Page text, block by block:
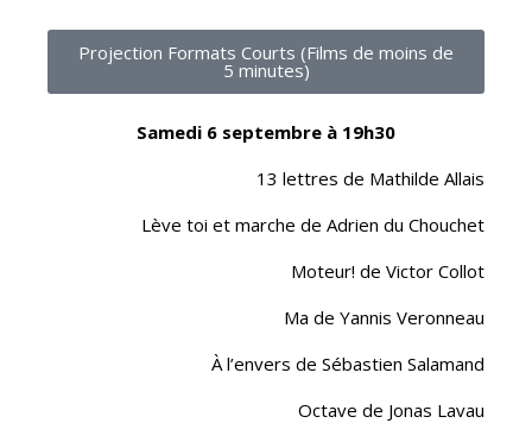
Projection Formats Courts (Films de moins de
5 minutes)
Samedi 6 septembre à 19h30
13 lettres de Mathilde Allais
Lève toi et marche de Adrien du Chouchet
Moteur! de Victor Collot
Ma de Yannis Veronneau
À l’envers de Sébastien Salamand
Octave de Jonas Lavau